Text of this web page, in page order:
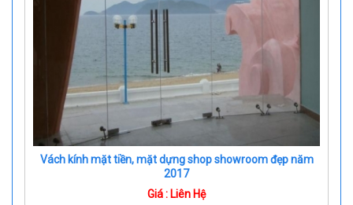
Vách kính mặt tiền, mặt dựng shop showroom đẹp năm
2017
Giá : Liên Hệ